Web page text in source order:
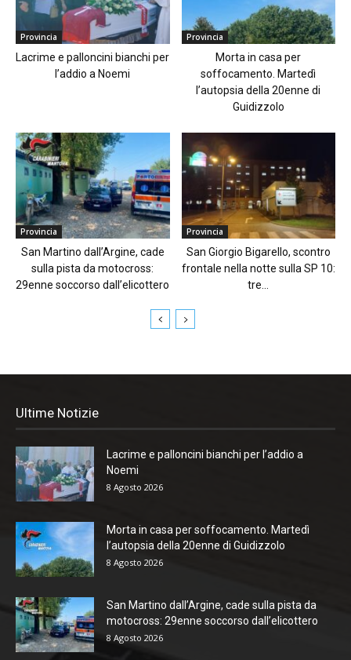
Provincia
Lacrime e palloncini bianchi per
l’addio a Noemi
Provincia
Morta in casa per
soffocamento. Martedì
l’autopsia della 20enne di
Guidizzolo
Provincia
San Martino dall’Argine, cade
sulla pista da motocross:
29enne soccorso dall’elicottero
Provincia
San Giorgio Bigarello, scontro
frontale nella notte sulla SP 10:
tre...
Ultime Notizie
Lacrime e palloncini bianchi per l’addio a
Noemi
8 Agosto 2026
Morta in casa per soffocamento. Martedì
l’autopsia della 20enne di Guidizzolo
8 Agosto 2026
San Martino dall’Argine, cade sulla pista da
motocross: 29enne soccorso dall’elicottero
8 Agosto 2026